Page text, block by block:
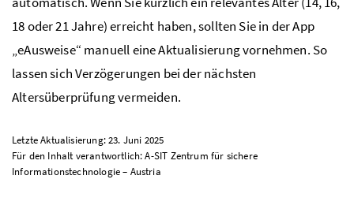
18 oder 21 Jahre) erreicht haben, sollten Sie in der App
„eAusweise“ manuell eine Aktualisierung vornehmen. So
lassen sich Verzögerungen bei der nächsten
Altersüberprüfung vermeiden.
Letzte Aktualisierung: 23. Juni 2025
Für den Inhalt verantwortlich: A-SIT Zentrum für sichere
Informationstechnologie – Austria